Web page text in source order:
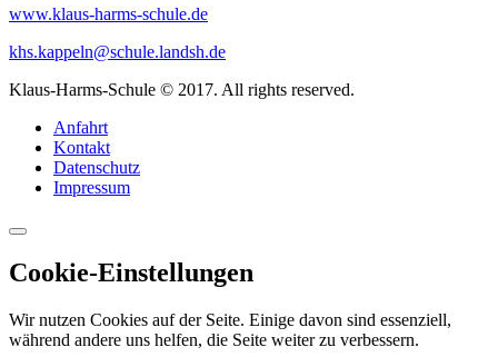
www.klaus-harms-schule.de
khs.kappeln@schule.landsh.de
Klaus-Harms-Schule © 2017. All rights reserved.
Anfahrt
Kontakt
Datenschutz
Impressum
Cookie-Einstellungen
Wir nutzen Cookies auf der Seite. Einige davon sind essenziell,
während andere uns helfen, die Seite weiter zu verbessern.